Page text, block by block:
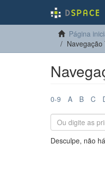
Página
0-9 A B C
Desculpe, não